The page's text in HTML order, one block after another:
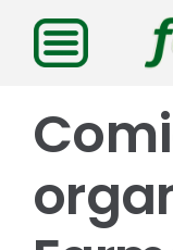
Saltar
contenido